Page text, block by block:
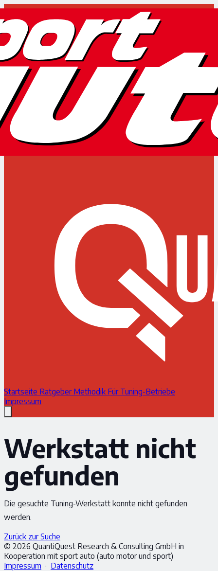
Startseite Ratgeber Methodik Für Tuning-Betriebe
Impressum
Werkstatt nicht
gefunden
Die gesuchte Tuning-Werkstatt konnte nicht gefunden
werden.
Zurück zur Suche
© 2026 QuantiQuest Research & Consulting GmbH in
Kooperation mit sport auto (auto motor und sport)
Impressum · Datenschutz